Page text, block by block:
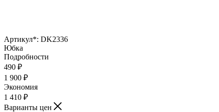
Артикул*: DK2336
Юбка
Подробности
490 ₽
1 900 ₽
Экономия
1 410 ₽
Варианты цен